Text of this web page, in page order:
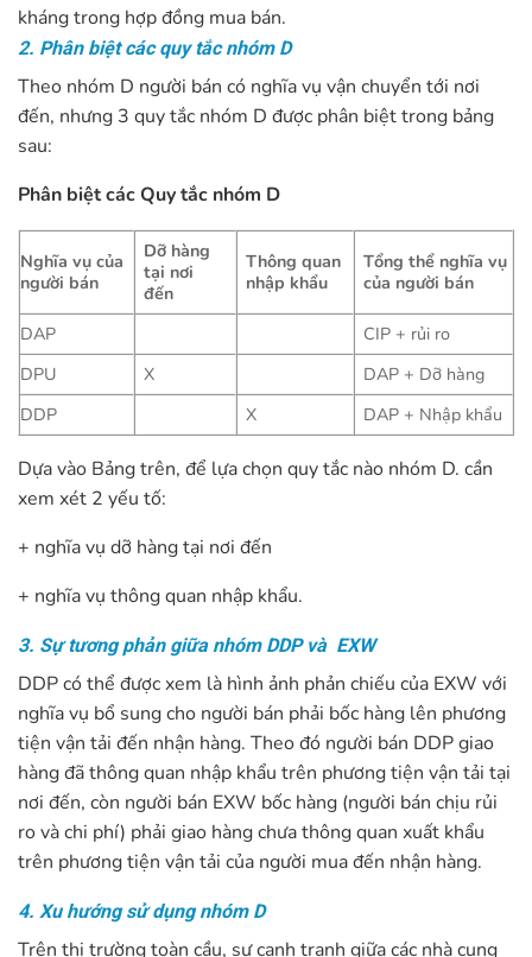
kháng trong hợp đồng mua bán.
2. Phân biệt các quy tắc nhóm D
Theo nhóm D người bán có nghĩa vụ vận chuyển tới nơi
đến, nhưng 3 quy tắc nhóm D được phân biệt trong bảng
sau:
Phân biệt các Quy tắc nhóm D
Nghĩa vụ của
người bán
Dỡ hàng
tại nơi
đến
Thông quan
nhập khẩu
Tổng thể nghĩa vụ
của người bán
DAP
CIP + rủi ro
DPU
X
DAP + Dỡ hàng
DDP
X DAP + Nhập khẩu
Dựa vào Bảng trên, để lựa chọn quy tắc nào nhóm D. cần
xem xét 2 yếu tố:
+ nghĩa vụ dỡ hàng tại nơi đến
+ nghĩa vụ thông quan nhập khẩu.
3. Sự tương phản giữa nhóm DDP và EXW
DDP có thể được xem là hình ảnh phản chiếu của EXW với
nghĩa vụ bổ sung cho người bán phải bốc hàng lên phương
tiện vận tải đến nhận hàng. Theo đó người bán DDP giao
hàng đã thông quan nhập khẩu trên phương tiện vận tải tại
nơi đến, còn người bán EXW bốc hàng (người bán chịu rủi
ro và chi phí) phải giao hàng chưa thông quan xuất khẩu
trên phương tiện vận tải của người mua đến nhận hàng.
4. Xu hướng sử dụng nhóm D
Trên thị trường toàn cầu, sự cạnh tranh giữa các nhà cung